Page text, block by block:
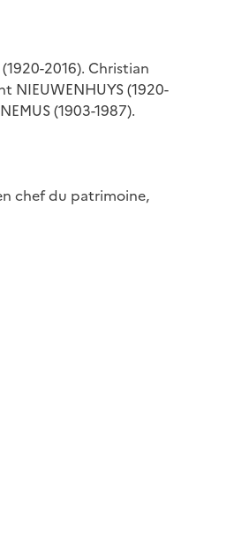
2016). Christian
NIEUWENHUYS (1920-
(1903-1987).
chef du patrimoine,